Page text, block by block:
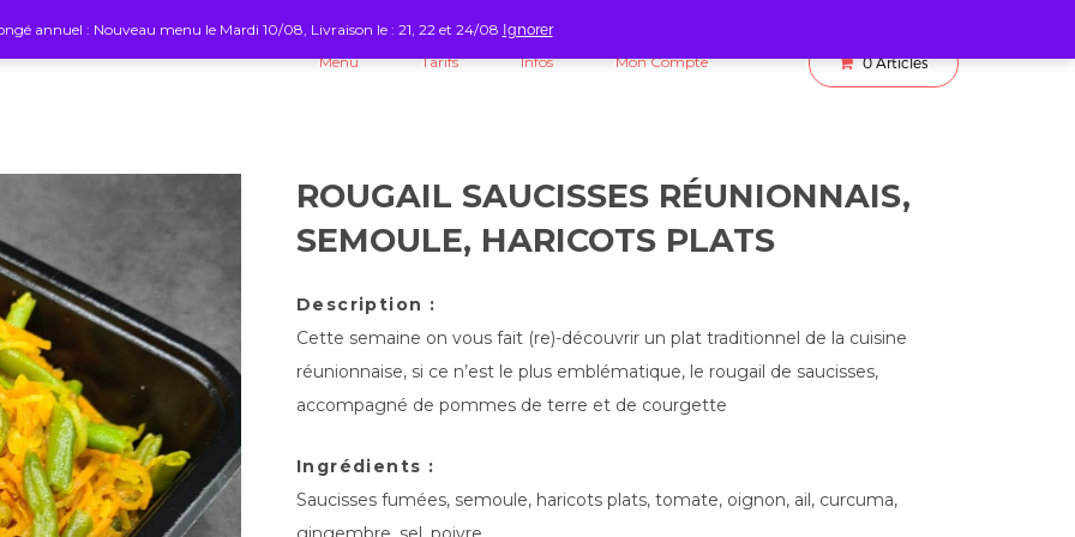
Menu Tarifs Infos Mon Compte 0 Articles
ROUGAIL SAUCISSES RÉUNIONNAIS,
SEMOULE, HARICOTS PLATS
Description :
Cette semaine on vous fait (re)-découvrir un plat traditionnel de la cuisine
réunionnaise, si ce n’est le plus emblématique, le rougail de saucisses,
accompagné de pommes de terre et de courgette
Ingrédients :
Saucisses fumées, semoule, haricots plats, tomate, oignon, ail, curcuma,
annuel : Nouveau menu le Mardi 10/08, Livraison le : 21, 22 et 24/08 Ignorer